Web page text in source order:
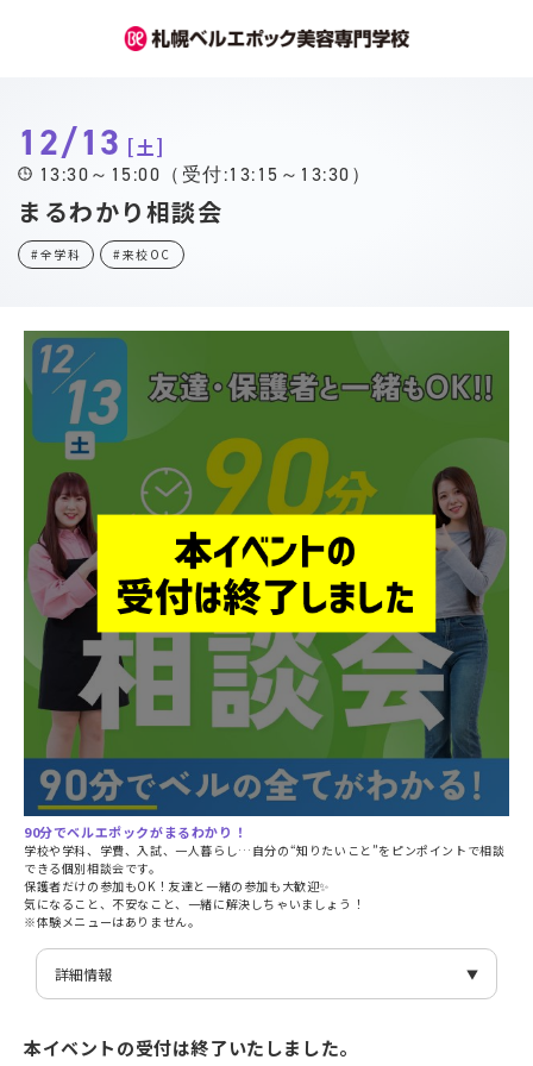
12/13 土
13:30～15:00（受付:13:15～13:30）
まるわかり相談会
#全学科 #来校OC
90分でベルエポックがまるわかり！
学校や学科、学費、入試、一人暮らし…自分の“知りたいこと”をピンポイントで相談
できる個別相談会です。
保護者だけの参加もOK！友達と一緒の参加も大歓迎✨
気になること、不安なこと、一緒に解決しちゃいましょう！
※体験メニューはありません。
詳細情報
時間
13:30〜15:00
本イベントの受付は終了いたしました。